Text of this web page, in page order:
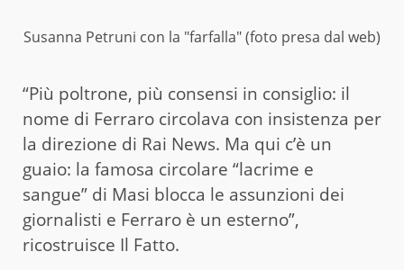
Susanna Petruni con la "farfalla" (foto presa dal web)
“Più poltrone, più consensi in consiglio: il
nome di Ferraro circolava con insistenza per
la direzione di Rai News. Ma qui c’è un
guaio: la famosa circolare “lacrime e
sangue” di Masi blocca le assunzioni dei
giornalisti e Ferraro è un esterno”,
ricostruisce Il Fatto.